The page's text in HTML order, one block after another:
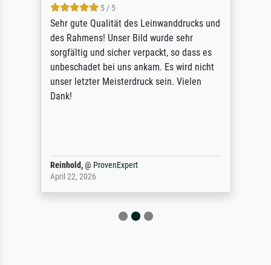
5 / 5
Sehr gute Qualität des Leinwanddrucks und
des Rahmens! Unser Bild wurde sehr
sorgfältig und sicher verpackt, so dass es
unbeschadet bei uns ankam. Es wird nicht
unser letzter Meisterdruck sein. Vielen
Dank!
Reinhold,@ ProvenExpert
April 22, 2026